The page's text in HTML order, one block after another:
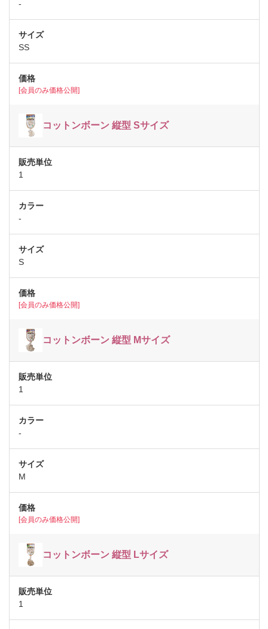
-
SS
[会員のみ価格公開]
コットンボーン 縦型 Sサイズ
1
-
S
[会員のみ価格公開]
コットンボーン 縦型 Mサイズ
1
-
M
[会員のみ価格公開]
コットンボーン 縦型 Lサイズ
1